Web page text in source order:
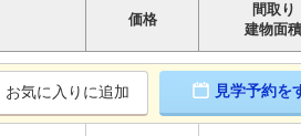
価格
間取り
建物面積
お気に入りに追加 見学予約を